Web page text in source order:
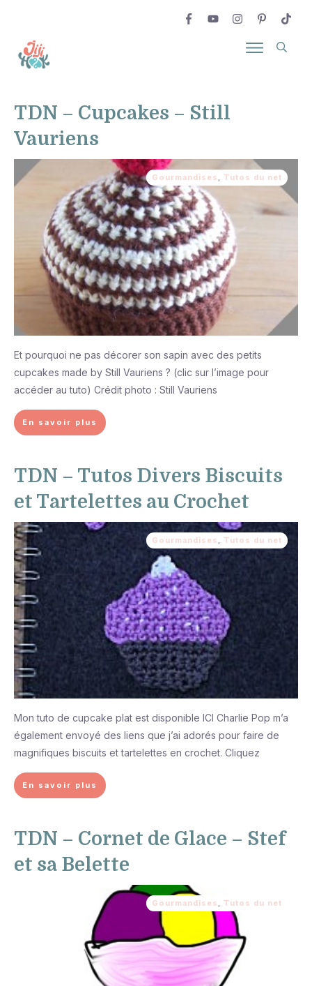
TDN – Cupcakes – Still
Vauriens
Gourmandises Tutos du net
Et pourquoi ne pas décorer son sapin avec des petits
cupcakes made by Still Vauriens ? (clic sur l’image pour
accéder au tuto) Crédit photo : Still Vauriens
En savoir plus
TDN – Tutos Divers Biscuits
et Tartelettes au Crochet
Gourmandises Tutos du net
Mon tuto de cupcake plat est disponible ICI Charlie Pop m’a
également envoyé des liens que j’ai adorés pour faire de
magnifiques biscuits et tartelettes en crochet. Cliquez
En savoir plus
TDN – Cornet de Glace – Stef
et sa Belette
Gourmandises Tutos du net